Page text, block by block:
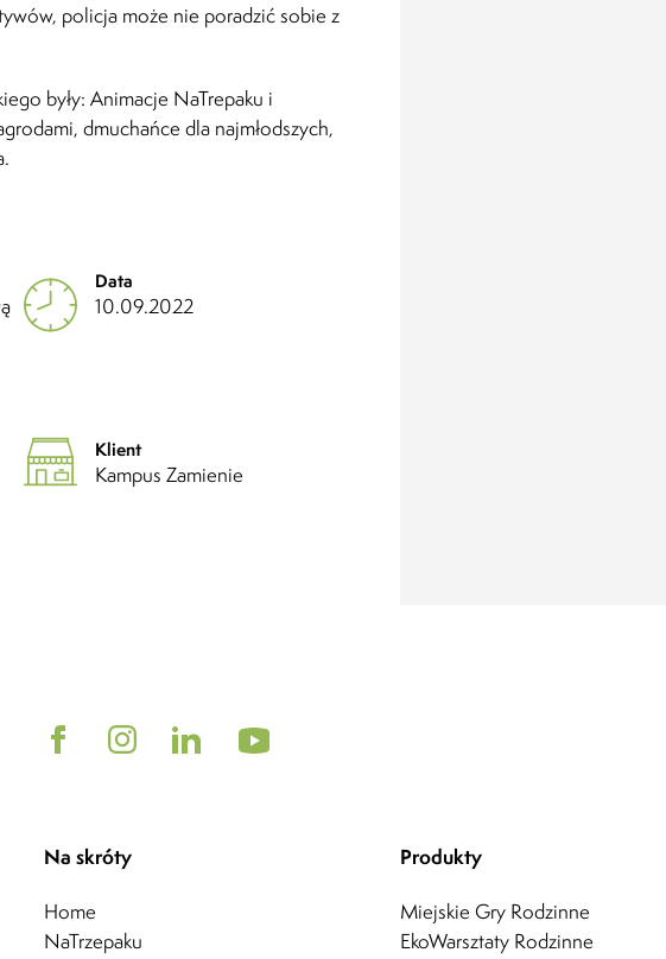
policja może nie poradzić sobie z
były: Animacje NaTrepaku i
dmuchańce dla najmłodszych,
Data
10.09.2022
Klient
Kampus Zamienie
Na skróty
Home
NaTrzepaku
Produkty
Miejskie Gry Rodzinne
EkoWarsztaty Rodzinne